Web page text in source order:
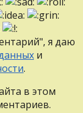
я даю
и
.
в этом